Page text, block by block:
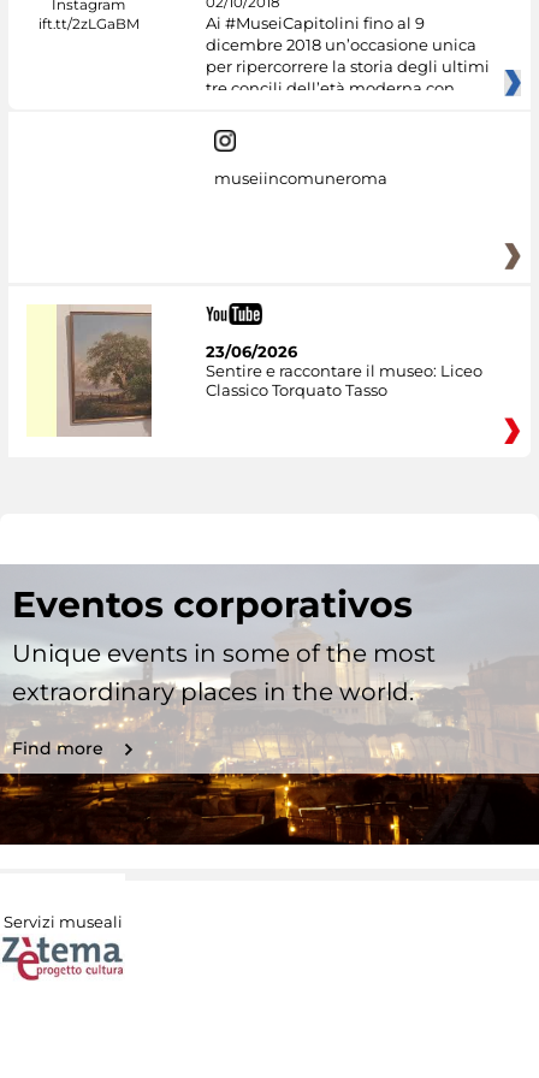
Ai #MuseiCapitolini fino al 9
dicembre 2018 un’occasione unica
per ripercorrere la storia degli ultimi
tre concili dell’età moderna con
museiincomuneroma
23/06/2026
Sentire e raccontare il museo: Liceo
Classico Torquato Tasso
Eventos corporativos
Unique events in some of the most
extraordinary places in the world.
Find more
Servizi museali